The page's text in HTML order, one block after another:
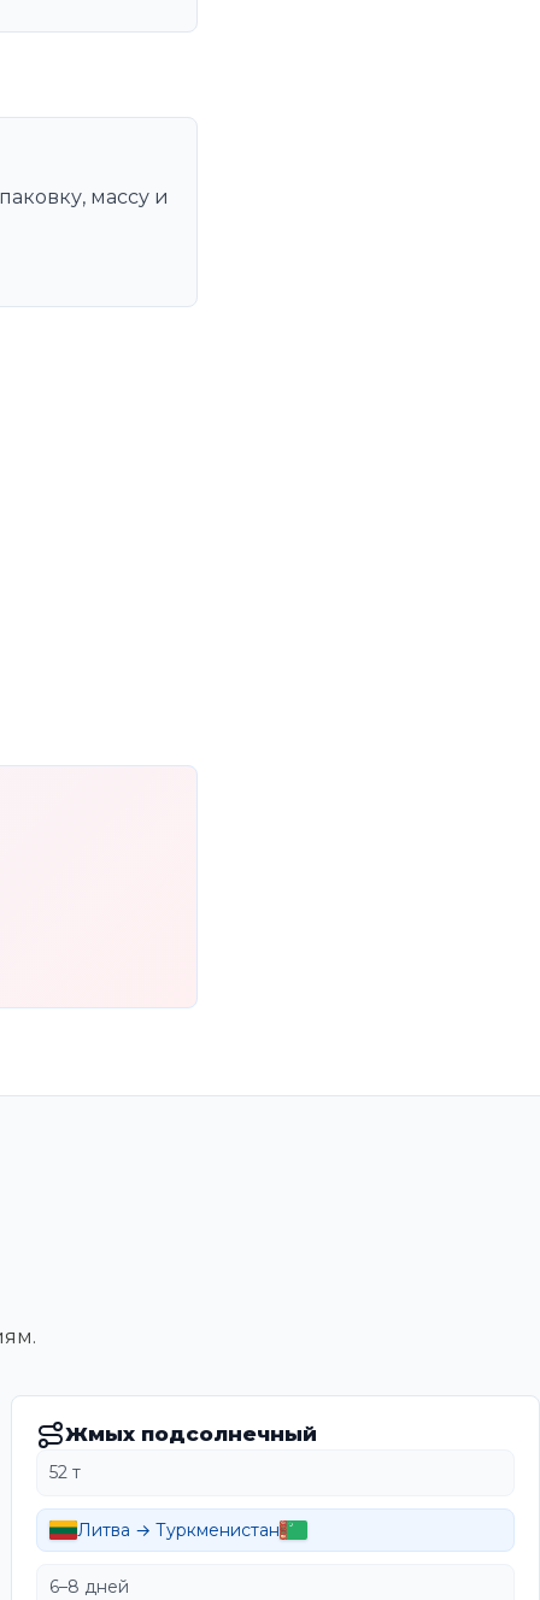
массу и
Жмых подсолнечный
52 т
Литва → Туркменистан
6–8 дней